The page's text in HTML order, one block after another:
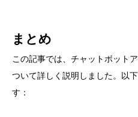
まとめ
この記事では、チャットボット
ついて詳しく説明しました。以
す：